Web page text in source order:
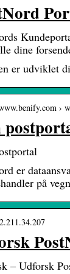
dine
er udviklet
›
er
på
– Udforsk